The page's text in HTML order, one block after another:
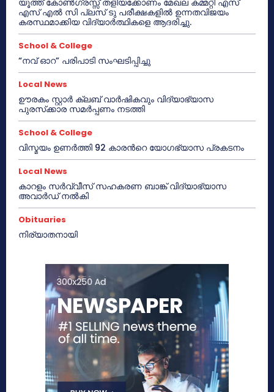
യൂത്ത് കോൺഗ്രസ്സ് തളിയക്കോണം മേഖല കമ്മറ്റി എസ്
എസ് എൽ സി പ്ലസ് ടു പരീക്ഷകളിൽ ഉന്നതവിജയം
കരസ്ഥമാക്കിയ വിദ്യാർത്ഥികളെ ആദരിച്ചു.
School & College
“നവ് ഓറ” പരിപാടി സംഘടിപ്പിച്ചു
Local News
ഊരകം സ്റ്റാർ ക്ലബ് വാർഷികവും വിദ്യാഭ്യാസ
പുരസ്‌ക്കാര സമർപ്പണം നടത്തി
School & College
വിസ്മയം ഉണർത്തി 92 കാരൻറെ യോഗഭ്യാസ പ്രകടനം
Local News
കാറളം സർവ്വീസ് സഹകരണ ബാങ്ക് വിദ്യാഭ്യാസ
അവാർഡ് നൽകി
Obituaries
നിര്യാതനായി